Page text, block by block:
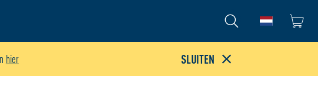
Ga naar
hier SLUITEN